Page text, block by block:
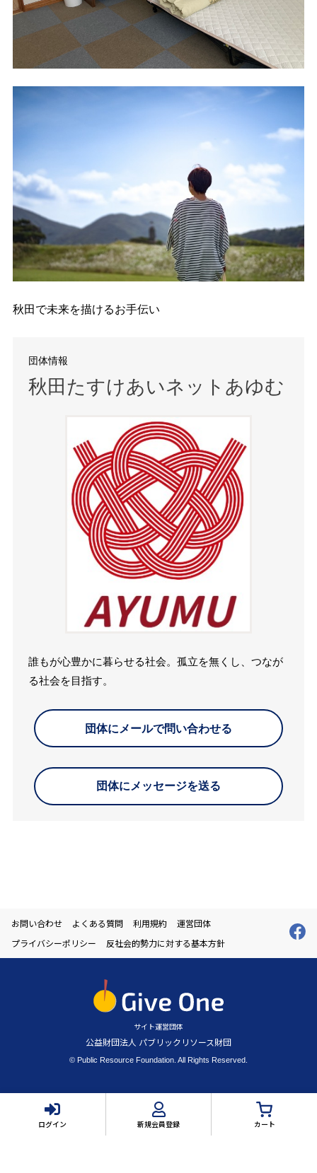
ログイン 新規会員登録 カート
秋田で未来を描けるお手伝い
団体情報
秋田たすけあいネットあゆむ
誰もが心豊かに暮らせる社会。孤立を無くし、つなが
る社会を目指す。
団体にメールで問い合わせる
団体にメッセージを送る
お問い合わせ よくある質問 利用規約
運営団体
プライバシーポリシー
反社会的勢力に対する基本方針
サイト運営団体
公益財団法人 パブリックリソース財団
© Public Resource Foundation. All Rights Reserved.